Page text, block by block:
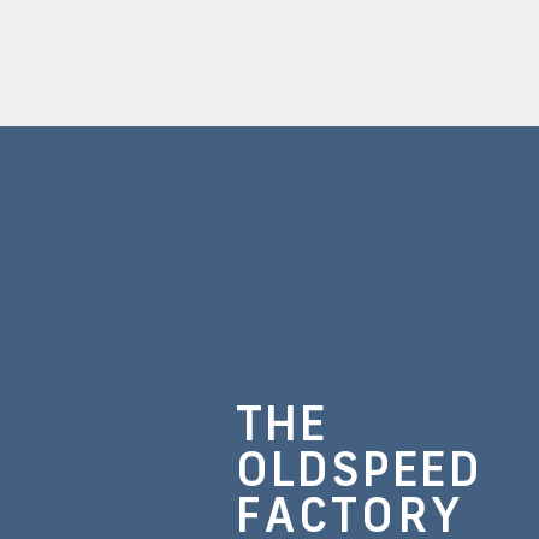
THE
OLDSPEED
FACTORY